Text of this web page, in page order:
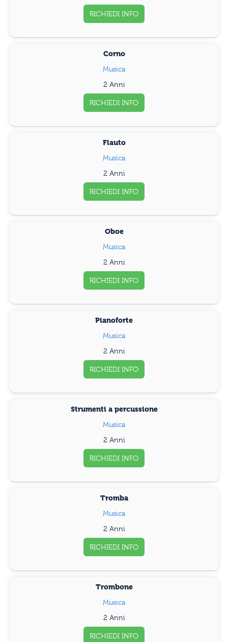
RICHIEDI INFO
Corno
Musica
2 Anni
RICHIEDI INFO
Flauto
Musica
2 Anni
RICHIEDI INFO
Oboe
Musica
2 Anni
RICHIEDI INFO
Pianoforte
Musica
2 Anni
RICHIEDI INFO
Strumenti a percussione
Musica
2 Anni
RICHIEDI INFO
Tromba
Musica
2 Anni
RICHIEDI INFO
Trombone
Musica
2 Anni
RICHIEDI INFO